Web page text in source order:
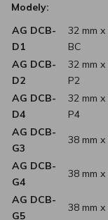
Modely:
AG DCB-
D1
32 mm
BC
AG DCB-
D2
32 mm
P2
AG DCB-
D4
32 mm
P4
AG DCB-
G3
38 mm
AG DCB-
G4
38 mm
AG DCB-
G5
38 mm